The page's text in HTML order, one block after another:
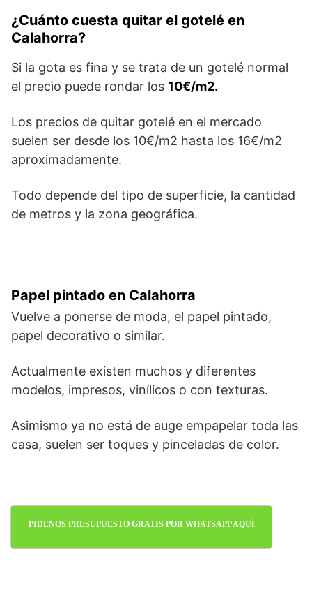
¿Cuánto cuesta quitar el gotelé en
Calahorra?
Si la gota es fina y se trata de un gotelé normal
el precio puede rondar los 10€/m2.
Los precios de quitar gotelé en el mercado
suelen ser desde los 10€/m2 hasta los 16€/m2
aproximadamente.
Todo depende del tipo de superficie, la cantidad
de metros y la zona geográfica.
Papel pintado en Calahorra
Vuelve a ponerse de moda, el papel pintado,
papel decorativo o similar.
Actualmente existen muchos y diferentes
modelos, impresos, vinílicos o con texturas.
Asimismo ya no está de auge empapelar toda las
casa, suelen ser toques y pinceladas de color.
PIDENOS PRESUPUESTO GRATIS POR WHATSAPP AQUÍ